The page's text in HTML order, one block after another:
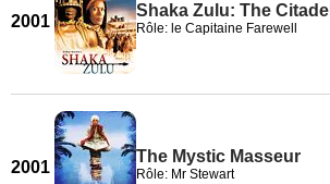
2001
Shaka Zulu: The Citadel
Rôle: le Capitaine Farewell
2001
The Mystic Masseur
Rôle: Mr Stewart